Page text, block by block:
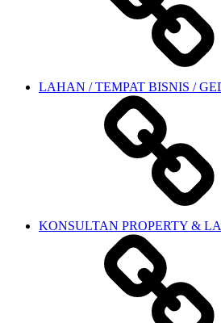
LAHAN / TEMPAT BISNIS /
KONSULTAN PROPERTY &